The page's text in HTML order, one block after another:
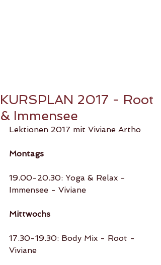
KURSPLAN 2017 - Root
& Immensee
Lektionen 2017 mit Viviane Artho
Montags
19.00-20.30: Yoga & Relax -
Immensee - Viviane
Mittwochs
17.30-19.30: Body Mix - Root -
Viviane